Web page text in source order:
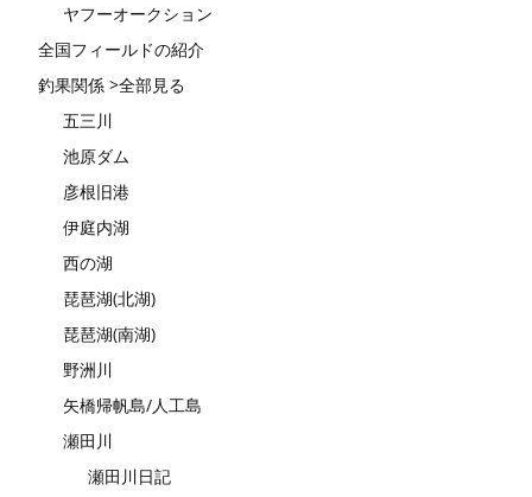
ヤフーオークション
全国フィールドの紹介
釣果関係 >全部見る
五三川
池原ダム
彦根旧港
伊庭内湖
西の湖
琵琶湖(北湖)
琵琶湖(南湖)
野洲川
矢橋帰帆島/人工島
瀬田川
瀬田川日記